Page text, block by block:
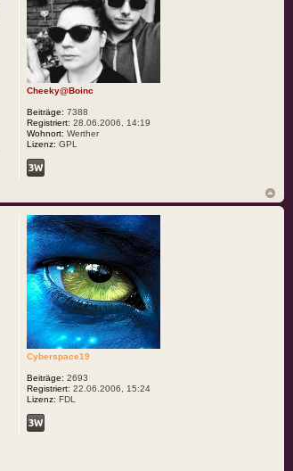
Cheeky@Boinc
Beiträge: 7388
Registriert: 28.06.2006, 14:19
Wohnort: Werther
Lizenz: GPL
Cyberspace19
Beiträge: 2693
Registriert: 22.06.2006, 15:24
Lizenz: FDL